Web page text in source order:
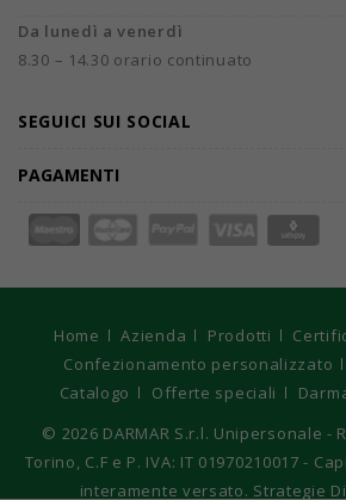
Da lunedì a venerdì
8.30 – 14.30 orario continuato
SEGUICI SUI SOCIAL
PAGAMENTI
Home Azienda Prodotti
Confezionamento personalizzato
Catalogo
Offerte speciali
© 2026 DARMAR S.r.l. Unipersonale -
Torino, C.F e P. IVA: IT 01970210017 -
interamente versato. Strategie